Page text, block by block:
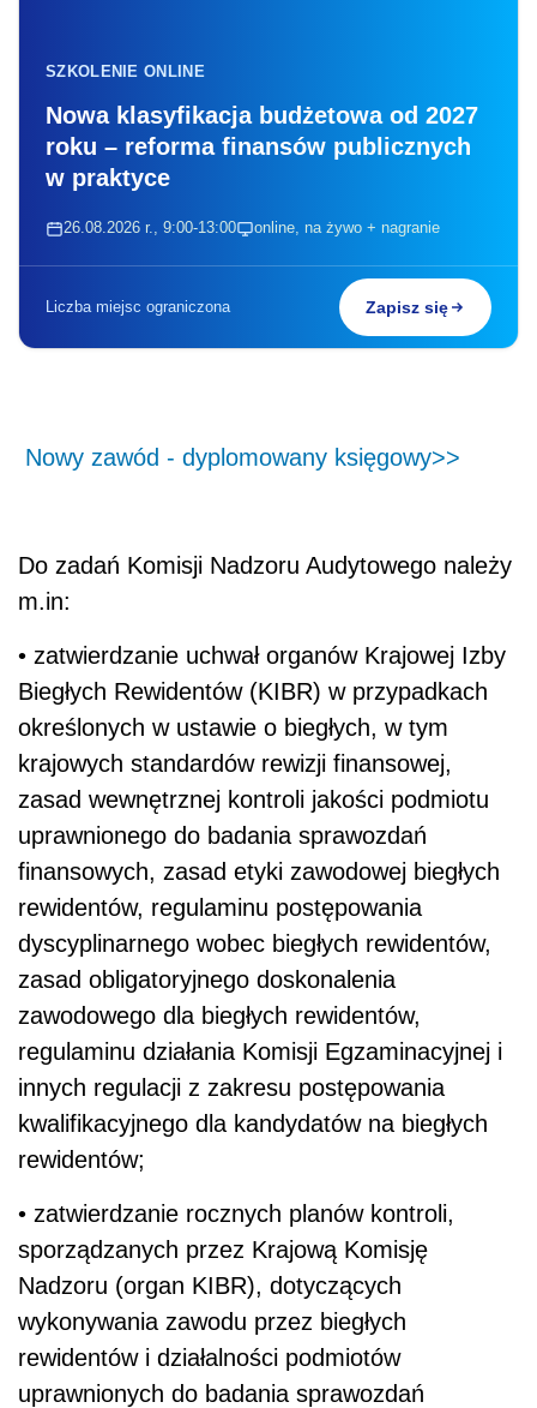
SZKOLENIE ONLINE
Nowa klasyfikacja budżetowa od 2027
roku – reforma finansów publicznych
w praktyce
26.08.2026 r., 9:00-13:00 online, na żywo + nagranie
Liczba miejsc ograniczona Zapisz się
Nowy zawód - dyplomowany księgowy>>
Do zadań Komisji Nadzoru Audytowego należy
m.in:
• zatwierdzanie uchwał organów Krajowej Izby
Biegłych Rewidentów (KIBR) w przypadkach
określonych w ustawie o biegłych, w tym
krajowych standardów rewizji finansowej,
zasad wewnętrznej kontroli jakości podmiotu
uprawnionego do badania sprawozdań
finansowych, zasad etyki zawodowej biegłych
rewidentów, regulaminu postępowania
dyscyplinarnego wobec biegłych rewidentów,
zasad obligatoryjnego doskonalenia
zawodowego dla biegłych rewidentów,
regulaminu działania Komisji Egzaminacyjnej i
innych regulacji z zakresu postępowania
kwalifikacyjnego dla kandydatów na biegłych
rewidentów;
• zatwierdzanie rocznych planów kontroli,
sporządzanych przez Krajową Komisję
Nadzoru (organ KIBR), dotyczących
wykonywania zawodu przez biegłych
rewidentów i działalności podmiotów
uprawnionych do badania sprawozdań